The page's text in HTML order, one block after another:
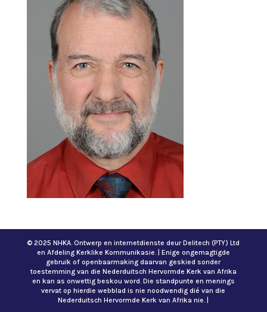
© 2025 NHKA. Ontwerp en internetdienste deur Delitech (PTY) Ltd
en Afdeling Kerklike Kommunikasie. | Enige ongemagtigde
gebruik of openbaarmaking daarvan geskied sonder
toestemming van die Nederduitsch Hervormde Kerk van Afrika
en kan as onwettig beskou word. Die standpunte en menings
vervat op hierdie webblad is nie noodwendig dié van die
Nederduitsch Hervormde Kerk van Afrika nie. |